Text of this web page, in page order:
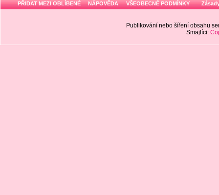
PŘIDAT MEZI OBLÍBENÉ NÁPOVĚDA VŠEOBECNÉ PODMÍNKY
Publikování nebo šíření obsahu
Smajlíci: